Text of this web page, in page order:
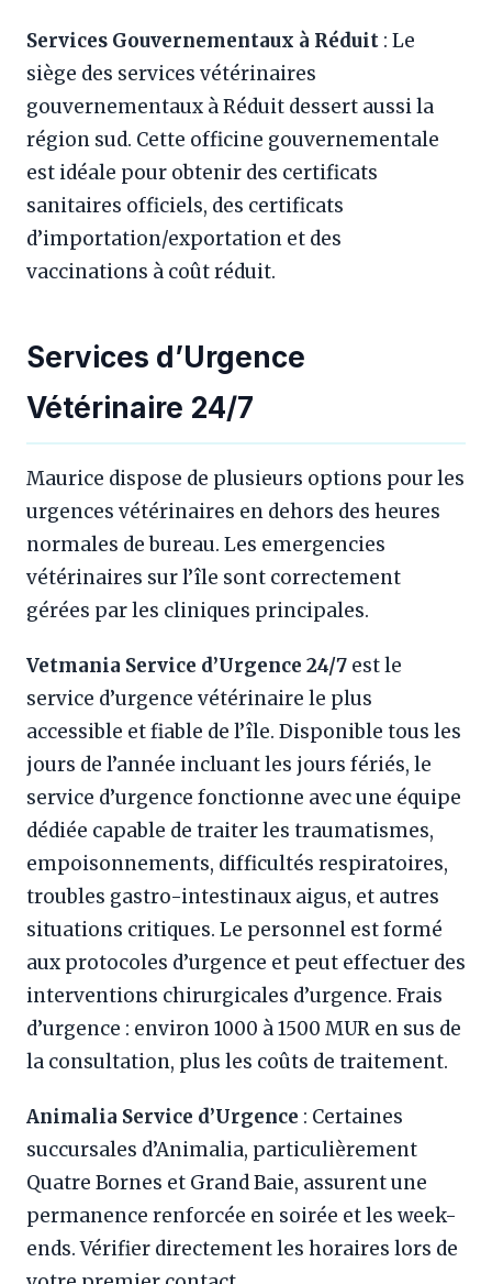
Services Gouvernementaux à Réduit : Le
siège des services vétérinaires
gouvernementaux à Réduit dessert aussi la
région sud. Cette officine gouvernementale
est idéale pour obtenir des certificats
sanitaires officiels, des certificats
d’importation/exportation et des
vaccinations à coût réduit.
Services d’Urgence
Vétérinaire 24/7
Maurice dispose de plusieurs options pour les
urgences vétérinaires en dehors des heures
normales de bureau. Les emergencies
vétérinaires sur l’île sont correctement
gérées par les cliniques principales.
Vetmania Service d’Urgence 24/7 est le
service d’urgence vétérinaire le plus
accessible et fiable de l’île. Disponible tous les
jours de l’année incluant les jours fériés, le
service d’urgence fonctionne avec une équipe
dédiée capable de traiter les traumatismes,
empoisonnements, difficultés respiratoires,
troubles gastro-intestinaux aigus, et autres
situations critiques. Le personnel est formé
aux protocoles d’urgence et peut effectuer des
interventions chirurgicales d’urgence. Frais
d’urgence : environ 1000 à 1500 MUR en sus de
la consultation, plus les coûts de traitement.
Animalia Service d’Urgence : Certaines
succursales d’Animalia, particulièrement
Quatre Bornes et Grand Baie, assurent une
permanence renforcée en soirée et les week-
ends. Vérifier directement les horaires lors de